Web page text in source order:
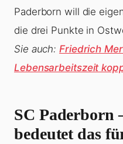
Paderborn will die
die drei Punkte in
Sie auch:Friedrich
Lebensarbeitszeit
SC Paderborn
bedeutet das